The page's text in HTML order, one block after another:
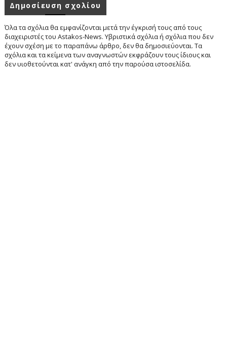
Δημοσίευση σχολίου
Όλα τα σχόλια θα εμφανίζονται μετά την έγκρισή τους από τους
διαχειριστές του Astakos-News. Υβριστικά σχόλια ή σχόλια που δεν
έχουν σχέση με το παραπάνω άρθρο, δεν θα δημοσιεύονται. Τα
σχόλια και τα κείμενα των αναγνωστών εκφράζουν τους ίδιους και
δεν υιοθετούνται κατ' ανάγκη από την παρούσα ιστοσελίδα.